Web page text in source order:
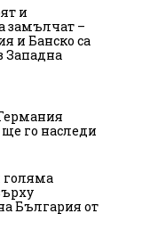
и
замълчат –
и Банско са
Западна
го наследи
голяма
България от